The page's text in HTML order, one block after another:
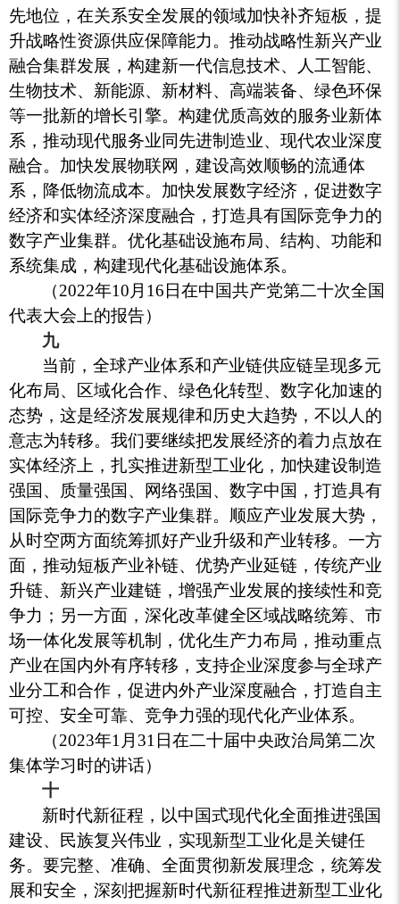
先地位，在关系安全发展的领域加快补齐短板，提
升战略性资源供应保障能力。推动战略性新兴产业
融合集群发展，构建新一代信息技术、人工智能、
生物技术、新能源、新材料、高端装备、绿色环保
等一批新的增长引擎。构建优质高效的服务业新体
系，推动现代服务业同先进制造业、现代农业深度
融合。加快发展物联网，建设高效顺畅的流通体
系，降低物流成本。加快发展数字经济，促进数字
经济和实体经济深度融合，打造具有国际竞争力的
数字产业集群。优化基础设施布局、结构、功能和
系统集成，构建现代化基础设施体系。
（2022年10月16日在中国共产党第二十次全国
代表大会上的报告）
九
当前，全球产业体系和产业链供应链呈现多元
化布局、区域化合作、绿色化转型、数字化加速的
态势，这是经济发展规律和历史大趋势，不以人的
意志为转移。我们要继续把发展经济的着力点放在
实体经济上，扎实推进新型工业化，加快建设制造
强国、质量强国、网络强国、数字中国，打造具有
国际竞争力的数字产业集群。顺应产业发展大势，
从时空两方面统筹抓好产业升级和产业转移。一方
面，推动短板产业补链、优势产业延链，传统产业
升链、新兴产业建链，增强产业发展的接续性和竞
争力；另一方面，深化改革健全区域战略统筹、市
场一体化发展等机制，优化生产力布局，推动重点
产业在国内外有序转移，支持企业深度参与全球产
业分工和合作，促进内外产业深度融合，打造自主
可控、安全可靠、竞争力强的现代化产业体系。
（2023年1月31日在二十届中央政治局第二次
集体学习时的讲话）
十
新时代新征程，以中国式现代化全面推进强国
建设、民族复兴伟业，实现新型工业化是关键任
务。要完整、准确、全面贯彻新发展理念，统筹发
展和安全，深刻把握新时代新征程推进新型工业化